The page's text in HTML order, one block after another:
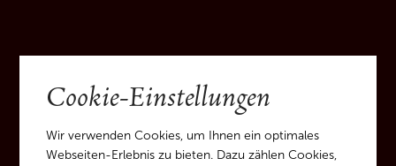
Cookie-Einstellungen
Wir verwenden Cookies, um Ihnen ein optimales
Webseiten-Erlebnis zu bieten. Dazu zählen Cookies,